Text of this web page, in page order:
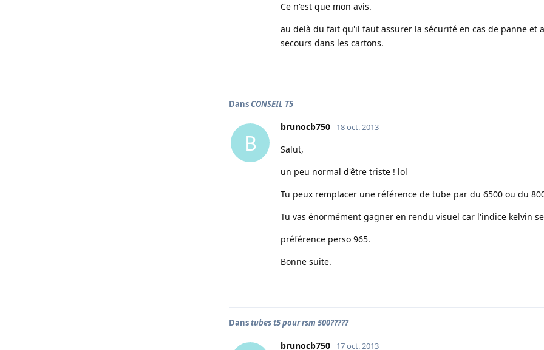
Ce n'est que mon avis.
au delà du fait qu'il faut assurer la sécurité en cas de panne et
secours dans les cartons.
DansCONSEIL T5
B
brunocb750 18 oct. 2013
Salut,
un peu normal d'être triste ! lol
Tu peux remplacer une référence de tube par du 6500 ou du
Tu vas énormément gagner en rendu visuel car l'indice kelvin
préférence perso 965.
Bonne suite.
Danstubes t5 pour rsm 500?????
brunocb750 17 oct. 2013